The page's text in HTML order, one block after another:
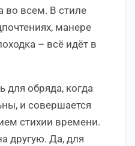
во всем. В стиле
манере
– всё идёт в
для обряда, когда
и совершается
стихии времени.
другую. Да, для